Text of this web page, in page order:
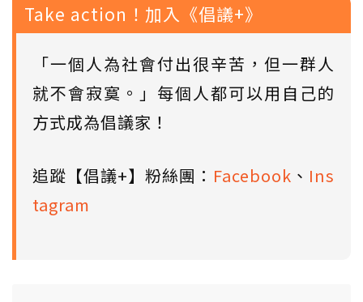
Take action！加入《倡議+》
「一個人為社會付出很辛苦，但一群人
就不會寂寞。」每個人都可以用自己的
方式成為倡議家！
追蹤【倡議+】粉絲團： Facebook 、 Ins
tagram